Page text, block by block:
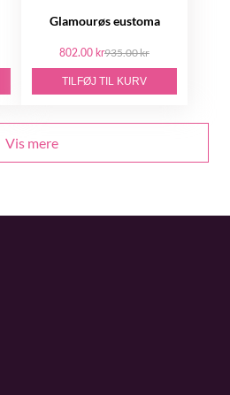
Glamourøs eustoma
802.00 kr935.00 kr
TILFØJ TIL KURV
Vis mere